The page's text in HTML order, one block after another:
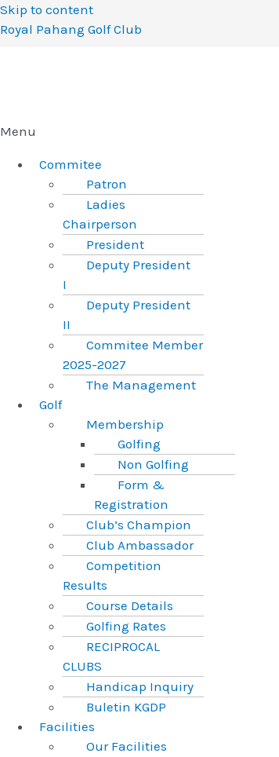
Skip to content
Royal Pahang Golf Club
Menu
Commitee
Patron
Ladies
Chairperson
President
Deputy President
I
Deputy President
II
Commitee Member
2025-2027
The Management
Golf
Membership
Golfing
Non Golfing
Form &
Registration
Club’s Champion
Club Ambassador
Competition
Results
Course Details
Golfing Rates
RECIPROCAL
CLUBS
Handicap Inquiry
Buletin KGDP
Facilities
Our Facilities